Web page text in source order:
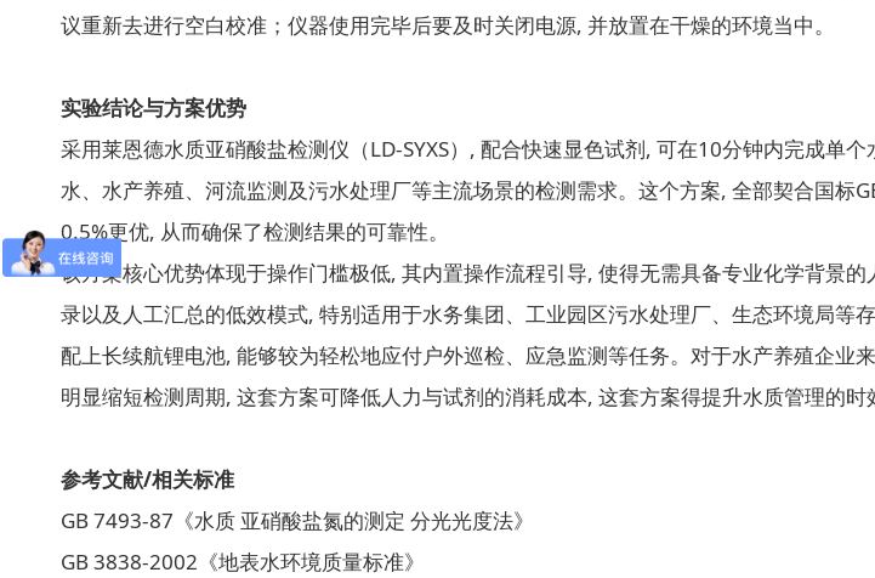
议重新去进行空白校准；仪器使用完毕后要及时关闭电源, 并放置在干燥的环境当中。
实验结论与方案优势
采用莱恩德水质亚硝酸盐检测仪（LD-SYXS）, 配合快速显色试剂, 可在10分钟内完成
水、水产养殖、河流监测及污水处理厂等主流场景的检测需求。这个方案, 全部契合国
0.5%更优, 从而确保了检测结果的可靠性。
该方案核心优势体现于操作门槛极低, 其内置操作流程引导, 使得无需具备专业化学背景
录以及人工汇总的低效模式, 特别适用于水务集团、工业园区污水处理厂、生态环境局
配上长续航锂电池, 能够较为轻松地应付户外巡检、应急监测等任务。对于水产养殖企
明显缩短检测周期, 这套方案可降低人力与试剂的消耗成本, 这套方案得提升水质管理的
参考文献/相关标准
GB 7493-87《水质 亚硝酸盐氮的测定 分光光度法》
GB 3838-2002《地表水环境质量标准》